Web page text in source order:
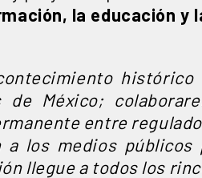
la educación y
México;
entre
los medios públicos
llegue a todos los